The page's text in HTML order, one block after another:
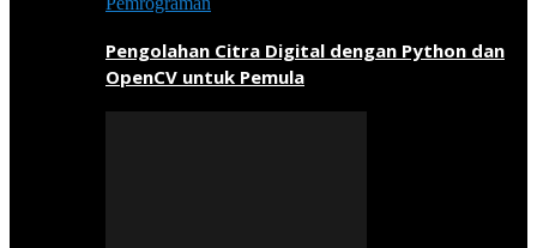
Pengolahan Citra Digital dengan Python dan
OpenCV untuk Pemula